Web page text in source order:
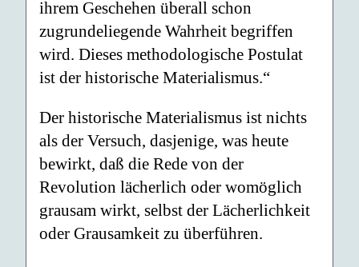
ihrem Geschehen überall schon
zugrundeliegende Wahrheit begriffen
wird. Dieses methodologische Postulat
ist der historische Materialismus.“
Der historische Materialismus ist nichts
als der Versuch, dasjenige, was heute
bewirkt, daß die Rede von der
Revolution lächerlich oder womöglich
grausam wirkt, selbst der Lächerlichkeit
oder Grausamkeit zu überführen.